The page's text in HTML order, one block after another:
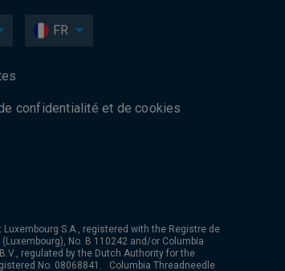
FR
confidentialité et de cookies
S.A., registered with the Registre de
No. B 110242 and/or Columbia
regulated by the Dutch Authority for the
No. 08068841. Columbia Threadneedle